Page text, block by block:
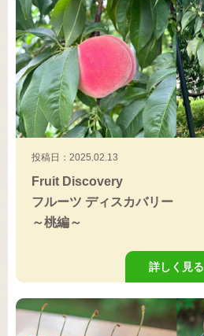
投稿日：2025.02.13
Fruit Discovery
フルーツ ディスカバリー
～桃編～
詳しく見る